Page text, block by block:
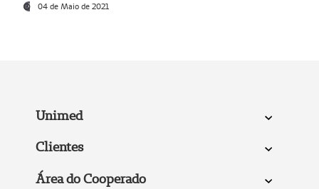
04 de Maio de 2021
Unimed
Clientes
Área do Cooperado